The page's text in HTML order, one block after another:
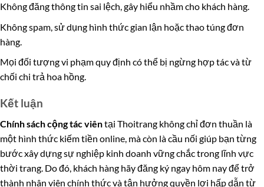
Không đăng thông tin sai lệch, gây hiểu nhầm cho khách hàng.
Không spam, sử dụng hình thức gian lận hoặc thao túng đơn
hàng.
Mọi đối tượng vi phạm quy định có thể bị ngừng hợp tác và từ
chối chi trả hoa hồng.
Kết luận
Chính sách cộng tác viêntại Thoitrang không chỉ đơn thuần là
một hình thức kiếm tiền online, mà còn là cầu nối giúp bạn từng
bước xây dựng sự nghiệp kinh doanh vững chắc trong lĩnh vực
thời trang. Do đó, khách hàng hãy đăng ký ngay hôm nay để trở
thành nhân viên chính thức và tận hưởng quyền lợi hấp dẫn từ